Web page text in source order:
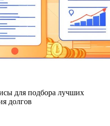
для подбора лучших
долгов